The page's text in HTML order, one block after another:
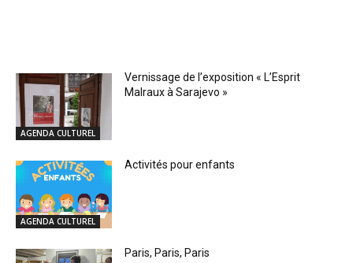
AGENDA CULTUREL
Vernissage de l’exposition « L’Esprit
Malraux à Sarajevo »
AGENDA CULTUREL
Activités pour enfants
Paris, Paris, Paris